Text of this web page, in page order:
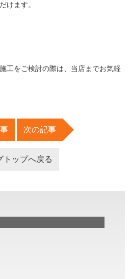
けます。
工をご検討の際は、当店までお気軽
次の記事
トップへ戻る